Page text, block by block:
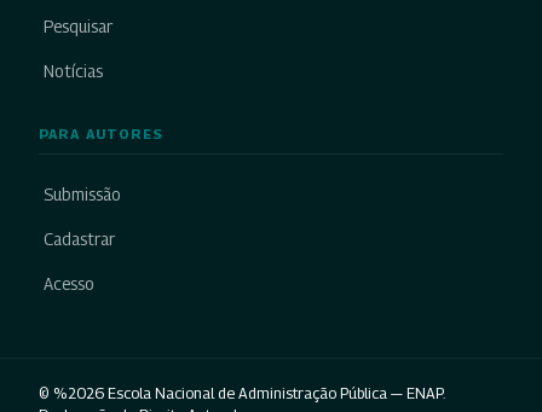
Pesquisar
Notícias
PARA AUTORES
Submissão
Cadastrar
Acesso
© %2026 Escola Nacional de Administração Pública — ENAP.